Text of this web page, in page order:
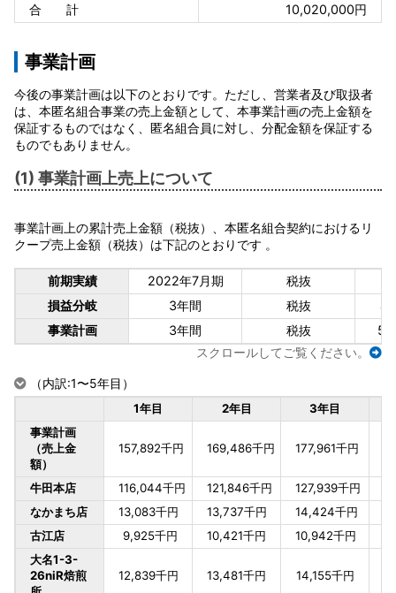
合 計 10,020,000円
事業計画
今後の事業計画は以下のとおりです。ただし、営業者及び取扱者
は、本匿名組合事業の売上金額として、本事業計画の売上金額を
保証するものではなく、匿名組合員に対し、分配金額を保証する
ものでもありません。
(1) 事業計画上売上について
事業計画上の累計売上金額（税抜）、本匿名組合契約におけるリ
クープ売上金額（税抜）は下記のとおりです 。
前期実績 2022年7月期 税抜
損益分岐
3年間 税抜
事業計画
3年間 税抜
スクロールしてご覧ください。
（内訳:1〜5年目）
1年目 2年目
3年目
事業計画
（売上金
額）
157,892千円 169,486千円 177,961千円
牛田本店 116,044千円 121,846千円
127,939千円
なかまち店
13,083千円 13,737千円
14,424千円
古江店
9,925千円 10,421千円
10,942千円
大名1-3-
26niR焙煎
12,839千円 13,481千円 14,155千円